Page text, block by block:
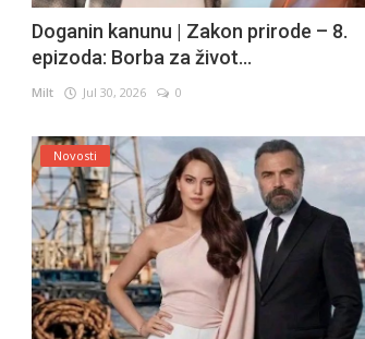
Doganin kanunu | Zakon prirode – 8.
epizoda: Borba za život...
Milt Jul 30, 2026 0
Novosti